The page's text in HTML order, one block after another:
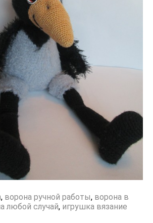
, ворона ручной работы, ворона в
любой случай, игрушка вязание